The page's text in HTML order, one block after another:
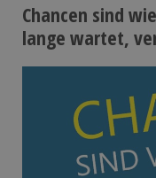
Chancen sind
lange wartet,